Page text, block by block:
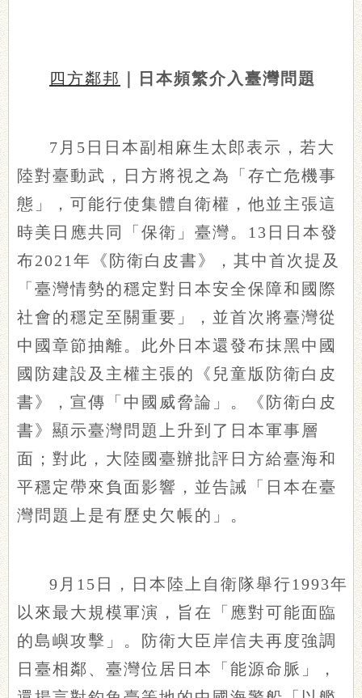
四方鄰邦 ｜日本頻繁介入臺灣問題
7月5日日本副相麻生太郎表示，若大
陸對臺動武，日方將視之為「存亡危機事
態」，可能行使集體自衛權，他並主張這
時美日應共同「保衛」臺灣。13日日本發
布2021年《防衛白皮書》，其中首次提及
「臺灣情勢的穩定對日本安全保障和國際
社會的穩定至關重要」，並首次將臺灣從
中國章節抽離。此外日本還發布抹黑中國
國防建設及主權主張的《兒童版防衛白皮
書》，宣傳「中國威脅論」。《防衛白皮
書》顯示臺灣問題上升到了日本軍事層
面；對此，大陸國臺辦批評日方給臺海和
平穩定帶來負面影響，並告誡「日本在臺
灣問題上是有歷史欠帳的」。
9月15日，日本陸上自衛隊舉行1993年
以來最大規模軍演，旨在「應對可能面臨
的島嶼攻擊」。防衛大臣岸信夫再度強調
日臺相鄰、臺灣位居日本「能源命脈」，